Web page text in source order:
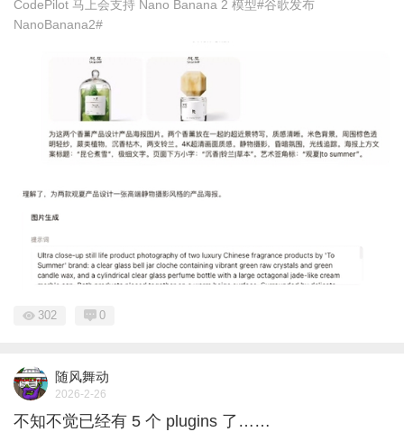
CodePilot 马上会支持 Nano Banana 2 模型#谷歌发布
NanoBanana2# ​​​
302 0
随风舞动
2026-2-26
不知不觉已经有 5 个 plugins 了……